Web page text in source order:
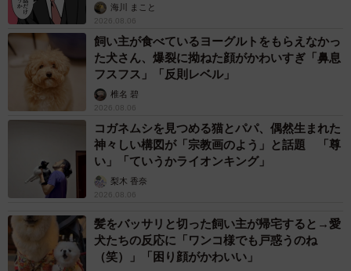
海川 まこと
2026.08.06
飼い主が食べているヨーグルトをもらえなかっ
た犬さん、爆裂に拗ねた顔がかわいすぎ「鼻息
フスフス」「反則レベル」
椎名 碧
2026.08.06
コガネムシを見つめる猫とパパ、偶然生まれた
神々しい構図が「宗教画のよう」と話題 「尊
い」「ていうかライオンキング」
梨木 香奈
2026.08.06
髪をバッサリと切った飼い主が帰宅すると→愛
犬たちの反応に「ワンコ様でも戸惑うのね
（笑）」「困り顔がかわいい」